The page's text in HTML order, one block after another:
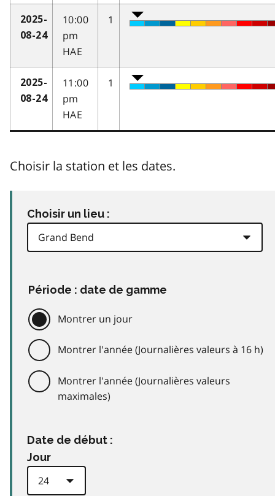
2025-
08-24
10:00
pm
HAE
1
2025-
08-24
11:00
pm
HAE
1
Choisir la station et les dates.
Choisir un lieu :
Période : date de gamme
Montrer un jour
Montrer l'année (Journalières valeurs à 16 h)
Montrer l'année (Journalières valeurs
maximales)
Date de début :
Jour